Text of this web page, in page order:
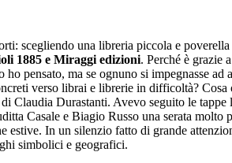
scegliendo una libreria piccola e
1885 e Miraggi edizioni. Perché è grazie
pensato, ma se ognuno si impegnasse
verso librai e librerie in difficoltà?
Durastanti. Avevo seguito le tappe
Casale e Biagio Russo una serata molto
In un silenzio fatto di grande
simbolici e geografici.